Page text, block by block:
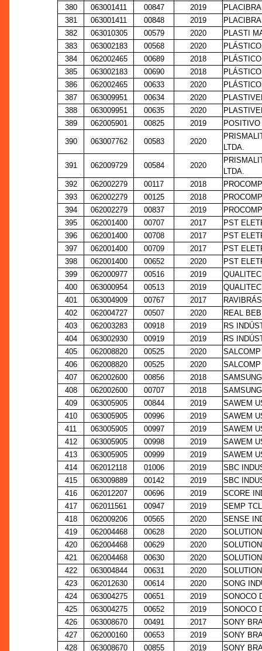
380
063001411 00847 2019
381
063001411 00848 2019
382
063010305 00579 2020
PLASTI
383
063002183 00568 2020
384
062002465 00689 2018
385
063002183 00690 2018
386
062002465 00633 2020
387
063009951 00634 2020
388
063009951 00635 2020
389
062005901 00825 2019
390 063007762 00583 2020
LTDA.
391 062009729 00584 2020
LTDA.
392
062002279 00117 2018
393
062002279 00125 2018
394
062002279 00837 2019
395
062001400 00707 2017
PST
396
062001400 00708 2017
PST
397
062001400 00709 2017
PST
398
062001400 00652 2020
PST
399
062000977 00516 2019
400
063000954 00513 2019
401
063004909 00767 2017
402
062004727 00507 2020
REAL
403
062003283 00918 2019
RS
404
063002930 00919 2019
RS
405
062008820 00525 2020
406
062008820 00525 2020
407
062002600 00856 2018
408
062002600 00707 2018
409
063005905 00844 2019
SAWEM
410
063005905 00996 2019
SAWEM
411
063005905 00997 2019
SAWEM
412
063005905 00998 2019
SAWEM
413
063005905 00999 2019
SAWEM
414
062012118 01006 2019
SBC
415
063009889 00142 2019
SBC
416
062012207 00696 2019
SCORE
417
062011561 00947 2019
SEMP
418
062009206 00565 2020
SENSE
419
062004468 00628 2020
420
062004468 00629 2020
421
062004468 00630 2020
422
063004844 00631 2020
423
062012630 00614 2020
SONG
424
063004275 00651 2019
SONOCO
425
063004275 00652 2019
SONOCO
426
063008670 00491 2017
SONY
427
062000160 00653 2019
SONY
428
063008670 00855 2019 SONY